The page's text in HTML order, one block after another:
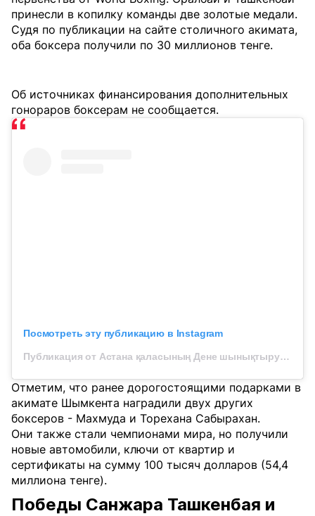
принесли в копилку команды две золотые медали.
Судя по публикации на сайте столичного акимата,
оба боксера получили по 30 миллионов тенге.
Об источниках финансирования дополнительных
гонораров боксерам не сообщается.
Посмотреть эту публикацию в Instagram
Публикация от Астана қаласының Дене шынықтыру және спорт басқармасы (@sport_basqarmasy_astana)
Отметим, что ранее дорогостоящими подарками в
акимате Шымкента наградили двух других
боксеров - Махмуда и Торехана Сабырахан.
Они также стали чемпионами мира, но получили
новые автомобили, ключи от квартир и
сертификаты на сумму 100 тысяч долларов (54,4
миллиона тенге).
Победы Санжара Ташкенбая и